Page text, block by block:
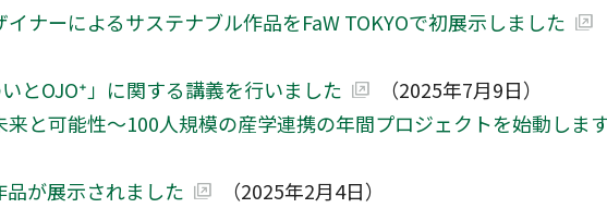
ナーによるサステナブル作品をFaW TOKYOで初展示しました
OJO⁺」に関する講義を行いました
（2025年7月9日）
と可能性～100人規模の産学連携の年間プロジェクトを始動しま
が展示されました
（2025年2月4日）